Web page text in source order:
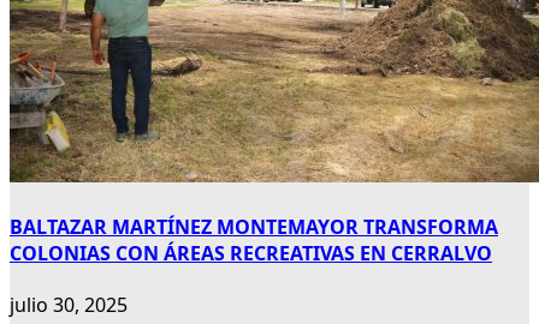
BALTAZAR MARTÍNEZ MONTEMAYOR TRANSFORMA
COLONIAS CON ÁREAS RECREATIVAS EN CERRALVO
julio 30, 2025